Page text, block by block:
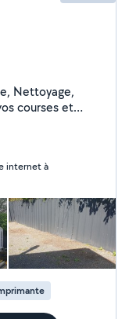
courses et
jardinages,
internet à